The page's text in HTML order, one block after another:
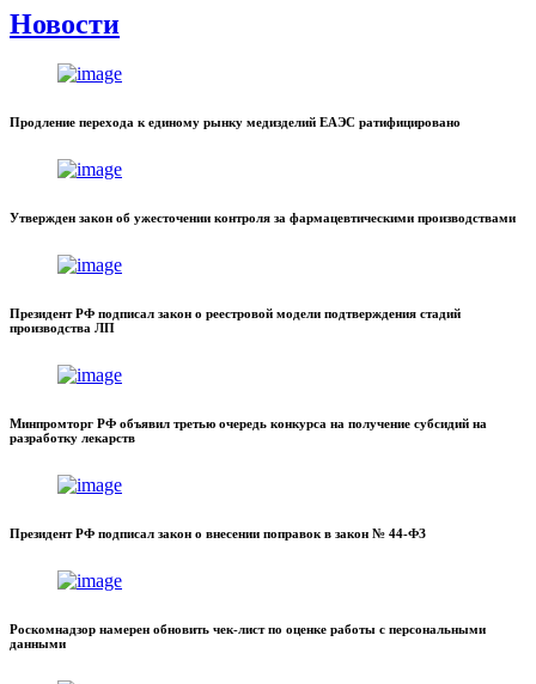
Новости
Продление перехода к единому рынку медизделий ЕАЭС ратифицировано
Утвержден закон об ужесточении контроля за фармацевтическими производствами
Президент РФ подписал закон о реестровой модели подтверждения стадий
производства ЛП
Минпромторг РФ объявил третью очередь конкурса на получение субсидий на
разработку лекарств
Президент РФ подписал закон о внесении поправок в закон № 44-ФЗ
Роскомнадзор намерен обновить чек-лист по оценке работы с персональными
данными